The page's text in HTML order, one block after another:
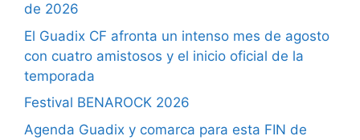
de 2026
El Guadix CF afronta un intenso mes de agosto
con cuatro amistosos y el inicio oficial de la
temporada
Festival BENAROCK 2026
Agenda Guadix y comarca para esta FIN de